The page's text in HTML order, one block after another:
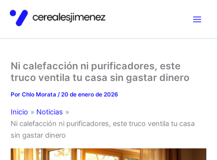
contenido
Ni calefacción ni purificadores, este
truco ventila tu casa sin gastar dinero
PorChlo Morata /20 de enero de 2026
Inicio
Noticias
Ni calefacción ni purificadores, este truco ventila tu casa
sin gastar dinero